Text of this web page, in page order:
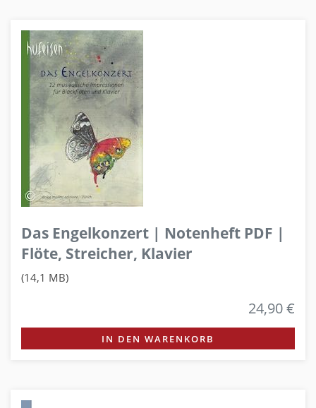
Das Engelkonzert | Notenheft PDF |
Flöte, Streicher, Klavier
(14,1 MB)
24,90 €
IN DEN WARENKORB